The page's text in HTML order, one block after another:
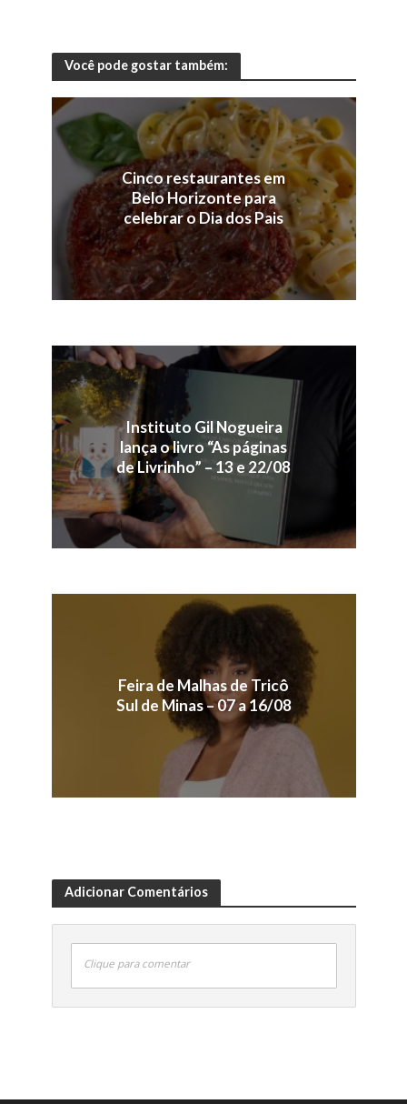
Você pode gostar também:
Cinco restaurantes em
Belo Horizonte para
celebrar o Dia dos Pais
Instituto Gil Nogueira
lança o livro “As páginas
de Livrinho” – 13 e 22/08
Feira de Malhas de Tricô
Sul de Minas – 07 a 16/08
Adicionar Comentários
Clique para comentar